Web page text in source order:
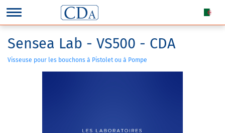
Sensea Lab - VS500 - CDA
Visseuse pour les bouchons à Pistolet ou à Pompe